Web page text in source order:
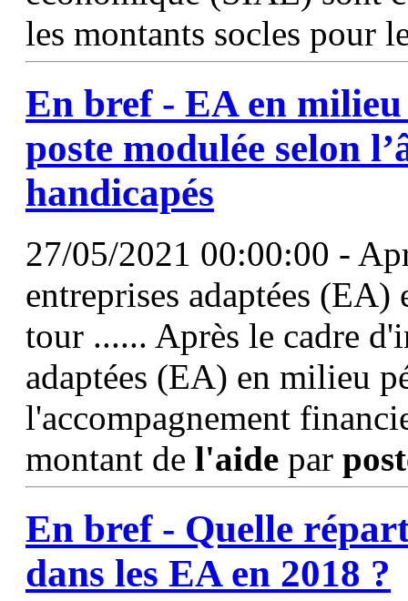
les montants socles pour
En bref - EA en
poste modulée selon
handicapés
27/05/2021 00:00:00 -
entreprises adaptées
tour ...... Après le cadre
adaptées (EA) en milieu
l'accompagnement
montant de l'aide par
En bref - Quelle
dans les EA en 2018 ?